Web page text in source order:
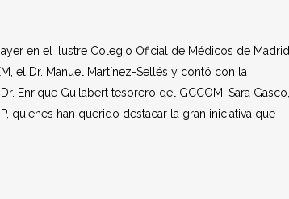
en el Ilustre Colegio Oficial de Médicos de Madrid,
el Dr. Manuel Martínez-Sellés y contó con la
Enrique Guilabert tesorero del GCCOM, Sara Gasco,
quienes han querido destacar la gran iniciativa que